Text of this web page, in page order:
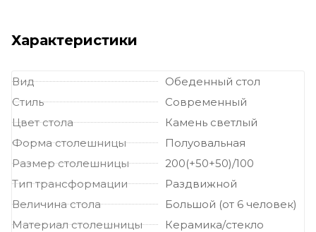
Прямоугольные белые столы
Белые большие столы
Характеристики
Вид
Обеденный стол
Стиль
Современный
Цвет стола
Камень светлый
Форма столешницы
Полуовальная
Размер столешницы
200(+50+50)/100
Тип трансформации
Раздвижной
Величина стола
Большой (от 6 человек)
Материал столешницы
Керамика/стекло